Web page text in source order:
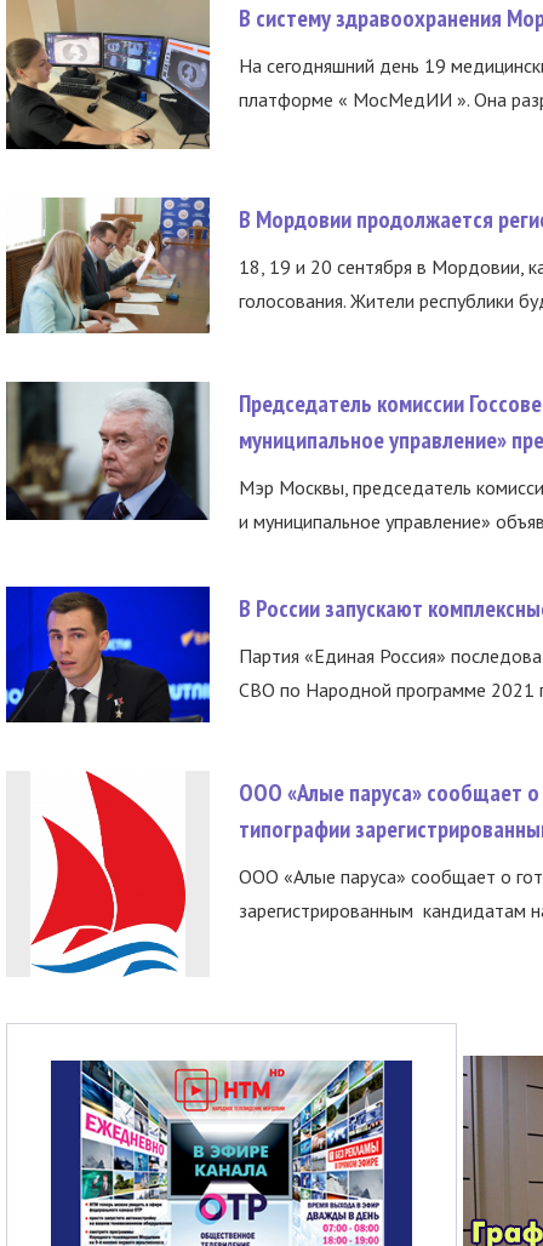
В систему здравоохранения
На сегодняшний день 19
платформе « МосМедИИ ». Она
В Мордовии продолжается
18, 19 и 20 сентября в Мордовии,
голосования. Жители республики
Председатель комиссии
муниципальное управление»
Мэр Москвы, председатель
и муниципальное управление»
В России запускают
Партия «Единая Россия»
СВО по Народной программе 2021
ООО «Алые паруса» сообщает о
типографии
ООО «Алые паруса» сообщает о
зарегистрированным кандидатам